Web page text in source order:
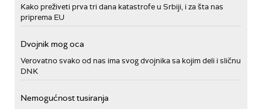
Kako preživeti prva tri dana katastrofe u Srbiji, i za šta nas
priprema EU
Dvojnik mog oca
Verovatno svako od nas ima svog dvojnika sa kojim deli i sličnu
DNK
Nemogućnost tusiranja